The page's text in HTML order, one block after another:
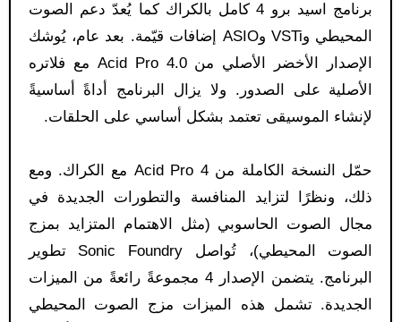
برنامج اسيد برو 4 كامل بالكراك كما يُعدّ دعم الصوت
المحيطي وVSTi وASIO إضافات قيّمة. بعد عام، يُوشك
الإصدار الأخضر الأصلي من Acid Pro 4.0 مع فلاتره
الأصلية على الصدور. ولا يزال البرنامج أداةً أساسيةً
لإنشاء الموسيقى تعتمد بشكل أساسي على الحلقات.
حمّل النسخة الكاملة من Acid Pro 4 مع الكراك. ومع
ذلك، ونظرًا لتزايد المنافسة والتطورات الجديدة في
مجال الصوت الحاسوبي (مثل الاهتمام المتزايد بمزج
الصوت المحيطي)، تُواصل Sonic Foundry تطوير
البرنامج. يتضمن الإصدار 4 مجموعةً رائعةً من الميزات
الجديدة. تشمل هذه الميزات مزج الصوت المحيطي